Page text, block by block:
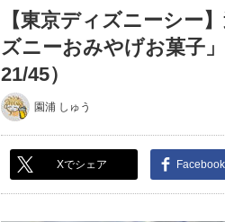
【東京ディズニーシー
ズニーおみやげお菓子
21/45）
園浦 しゅう
Xでシェア